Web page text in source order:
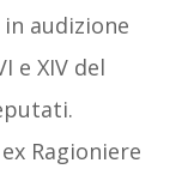
audizione
e XIV del
Ragioniere